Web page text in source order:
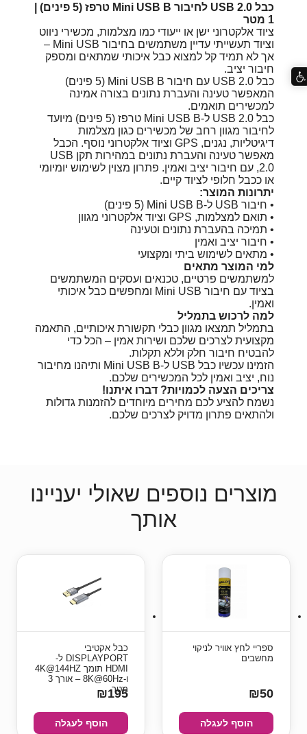
כבל USB 2.0 לחיבור Mini USB B טרפז (5 פינים) |
1 מטר
ציוד אלקטרוני ישן או ייעודי כמו מצלמות, מכשירי ניווט
וציוד תעשייתי עדיין משתמשים בחיבור Mini USB –
אך לא תמיד קל למצוא כבל איכותי שמתאים ומספק
חיבור יציב.
כבל USB 2.0 עם חיבור Mini USB B (5 פינים)
המאפשר טעינה והעברת נתונים בצורה אמינה
למכשירים תואמים.
כבל USB 2.0 ל-Mini USB B טרפז (5 פינים) מיועד
לחיבור מגוון רחב של מכשירים כגון מצלמות
דיגיטליות, נגנים, GPS וציוד אלקטרוני נוסף. הכבל
מאפשר טעינה והעברת נתונים במהירות תקן USB
2.0, עם חיבור יציב ואמין. פתרון מצוין לשימוש יומיומי
או ככבל חלופי לציוד קיים.
יתרונות המוצר:
• חיבור USB ל-Mini USB B (5 פינים)
• תואם למצלמות, GPS וציוד אלקטרוני מגוון
• תמיכה בהעברת נתונים וטעינה
• חיבור יציב ואמין
• מתאים לשימוש ביתי ומקצועי
למי המוצר מתאים
למשתמשים פרטיים, טכנאים ועסקים המשתמשים
בציוד עם חיבור Mini USB ומחפשים כבל איכותי
ואמין.
למה לרכוש בתמליל
בתמליל תמצאו מגוון כבלי תקשורת איכותיים, התאמה
מקצועית לצרכים שלכם ושירות אמין – הכל כדי
להבטיח חיבור חלק וללא תקלות.
הזמינו עכשיו כבל USB ל-Mini USB B ותיהנו מחיבור
נוח, יציב ואמין לכל המכשירים שלכם.
צריכים הצעה לכמויות? דברו איתנו!
נשמח להציע לכם מחירים מיוחדים להזמנות גדולות
ולהתאים פתרון מדויק לצרכים שלכם.
מוצרים נוספים שאולי יעניינו
אותך
ספריי לחץ אוויר לניקוי
מחשבים
₪50
הוסף לעגלה
כבל אקטיבי
DISPLAYPORT ל-
HDMI תומך 4K@144HZ
ו-8K@60Hz – אורך 3
מטר
₪195
הוסף לעגלה